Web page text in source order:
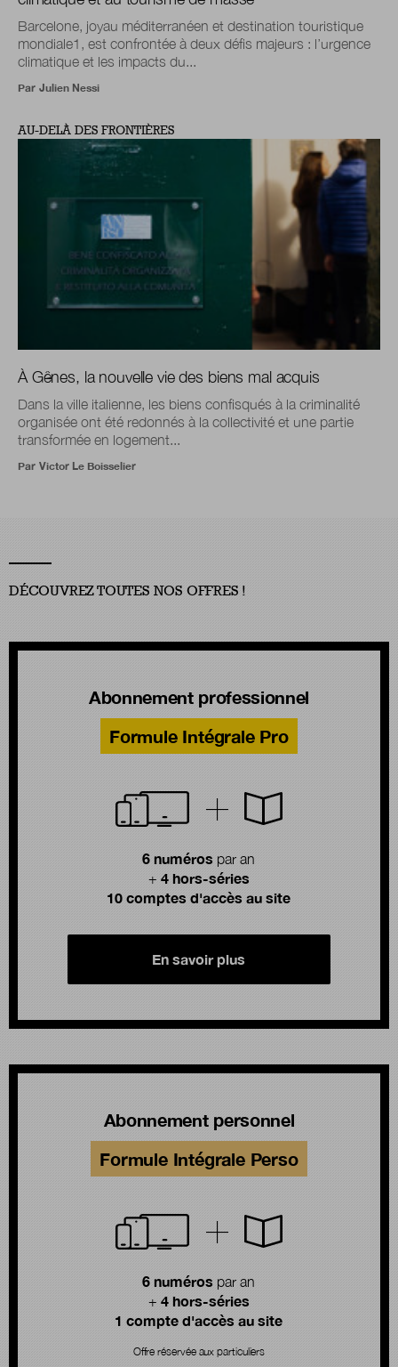
Barcelone, joyau méditerranéen et destination touristique
mondiale1, est confrontée à deux défis majeurs : l’urgence
climatique et les impacts du...
Par Julien Nessi
AU-DELÀ DES FRONTIÈRES
À Gênes, la nouvelle vie des biens mal acquis
Dans la ville italienne, les biens confisqués à la criminalité
organisée ont été redonnés à la collectivité et une partie
transformée en logement...
Par Victor Le Boisselier
DÉCOUVREZ TOUTES NOS OFFRES !
Abonnement professionnel
Formule Intégrale Pro
6 numéros par an
+ 4 hors-séries
10 comptes d'accès au site
En savoir plus
Abonnement personnel
Formule Intégrale Perso
6 numéros par an
+ 4 hors-séries
1 compte d'accès au site
Offre réservée aux particuliers